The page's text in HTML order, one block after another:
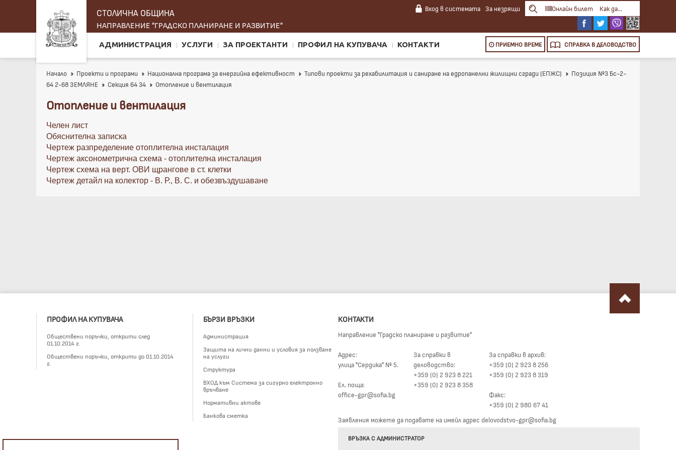
СТОЛИЧНА ОБЩИНА
НАПРАВЛЕНИЕ "ГРАДСКО ПЛАНИРАНЕ И РАЗВИТИЕ"
Вход в системата За незрящи Онлайн билет Как да...
АДМИНИСТРАЦИЯ УСЛУГИ ЗА ПРОЕКТАНТИ ПРОФИЛ НА КУПУВАЧА КОНТАКТИ ПРИЕМНО ВРЕМЕ СПРАВКА В ДЕЛОВОДСТВО
Начало Проекти и програми Национална програма за енергийна ефективност Типови проекти за рехабилитация и саниране на едропанелни жилищни сгради (ЕПЖС)
Позиция №3 Бс-2-
64 2-68 ЗЕМЛЯНЕ
Секция 64 34 Отопление и вентилация
Отопление и вентилация
Челен лист
Обяснителна записка
Чертеж разпределение отоплителна инсталация
Чертеж аксонометрична схема - отоплителна инсталация
Чертеж схема на верт. ОВИ щрангове в ст. клетки
Чертеж детайл на колектор - В. Р., В. С. и обезвъздушаване
ПРОФИЛ НА КУПУВАЧА
Обществени поръчки, открити след
01.10.2014 г.
Обществени поръчки, открити до 01.10.2014
г.
БЪРЗИ ВРЪЗКИ
Администрация
Защита на лични данни и условия за ползване
на услуги
Структура
ВХОД към Система за сигурно електронно
връчване
Нормативни актове
Банкова сметка
КОНТАКТИ
Направление "Градско планиране и развитие"
Адрес:
улица "Сердика" № 5.
Ел. поща:
office-gpr@sofia.bg
За справки в
деловодство:
+359 (0) 2 923 8 221
+359 (0) 2 923 8 358
За справки в архив:
+359 (0) 2 923 8 256
+359 (0) 2 923 8 319
Факс:
+359 (0) 2 980 67 41
Заявления можете да подавате на имейл адрес delovodstvo-gpr@sofia.bg
ВРЪЗКА С АДМИНИСТРАТОР